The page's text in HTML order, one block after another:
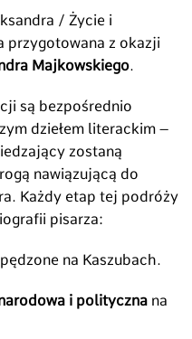
/ Życie i
przygotowana z okazji
Majkowskiego.
są bezpośrednio
dziełem literackim –
zostaną
nawiązującą do
Każdy etap tej podróży
pisarza:
na Kaszubach.
i polityczna na